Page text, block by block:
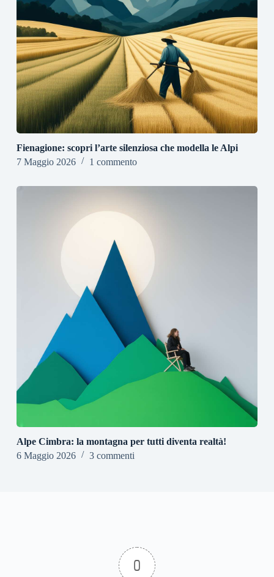
Fienagione: scopri l’arte silenziosa che modella le Alpi
7 Maggio 2026
1 commento
Alpe Cimbra: la montagna per tutti diventa realtà!
6 Maggio 2026
3 commenti
0